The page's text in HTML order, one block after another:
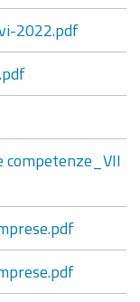
2022.pdf
competenze_VII